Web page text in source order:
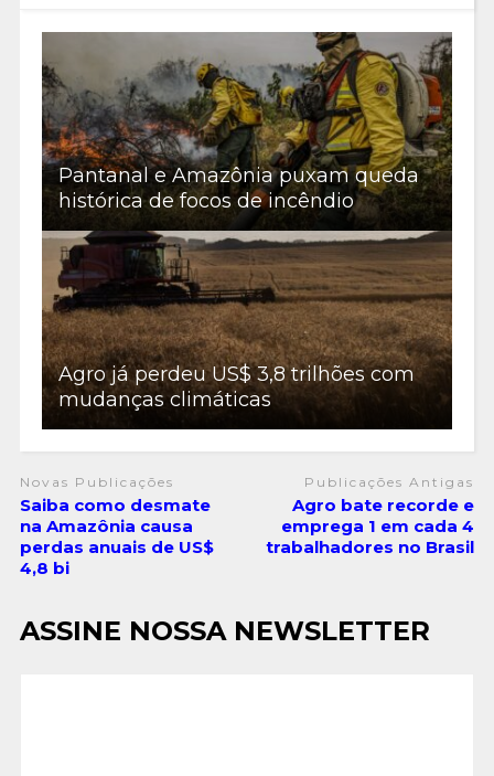
Pantanal e Amazônia puxam queda
histórica de focos de incêndio
Agro já perdeu US$ 3,8 trilhões com
mudanças climáticas
Novas Publicações
Saiba como desmate
na Amazônia causa
perdas anuais de US$
4,8 bi
Publicações Antigas
Agro bate recorde e
emprega 1 em cada 4
trabalhadores no Brasil
ASSINE NOSSA NEWSLETTER